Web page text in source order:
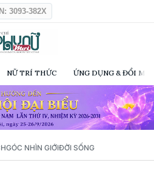
3093-382X
NỮ TRÍ THỨC ỨNG DỤNG & ĐỔI
GÓC NHÌN GIỚIĐỜI SỐNG